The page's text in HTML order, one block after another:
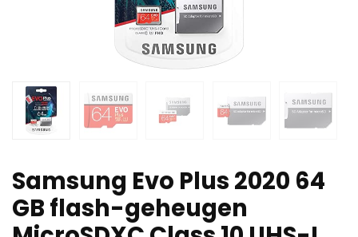
Samsung Evo Plus 2020 64
GB flash-geheugen